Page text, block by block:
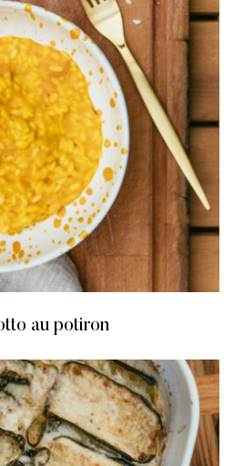
au potiron